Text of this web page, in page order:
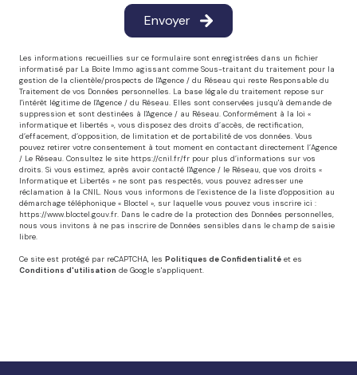
Envoyer
Les informations recueillies sur ce formulaire sont enregistrées dans un fichier
informatisé par La Boite Immo agissant comme Sous-traitant du traitement pour la
gestion de la clientèle/prospects de l'Agence / du Réseau qui reste Responsable du
Traitement de vos Données personnelles. La base légale du traitement repose sur
l'intérêt légitime de l'Agence / du Réseau. Elles sont conservées jusqu'à demande de
suppression et sont destinées à l'Agence / au Réseau. Conformément à la loi «
informatique et libertés », vous disposez des droits d’accès, de rectification,
d’effacement, d’opposition, de limitation et de portabilité de vos données. Vous
pouvez retirer votre consentement à tout moment en contactant directement l’Agence
/ Le Réseau. Consultez le site https://cnil.fr/fr pour plus d’informations sur vos
droits. Si vous estimez, après avoir contacté l'Agence / le Réseau, que vos droits «
Informatique et Libertés » ne sont pas respectés, vous pouvez adresser une
réclamation à la CNIL. Nous vous informons de l’existence de la liste d'opposition au
démarchage téléphonique « Bloctel », sur laquelle vous pouvez vous inscrire ici :
https://www.bloctel.gouv.fr. Dans le cadre de la protection des Données personnelles,
nous vous invitons à ne pas inscrire de Données sensibles dans le champ de saisie
libre.
Ce site est protégé par reCAPTCHA, les Politiques de Confidentialité et es
Conditions d'utilisation de Google s'appliquent.